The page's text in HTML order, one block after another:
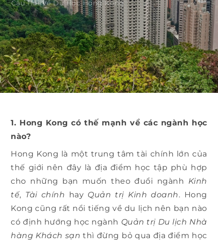
Câu Hỏi Về Du Học Hong Kong
1. Hong Kong có thế mạnh về các ngành học
nào?
Hong Kong là một trung tâm tài chính lớn của
thế giới nên đây là địa điểm học tập phù hợp
cho những bạn muốn theo đuổi ngành Kinh
tế, Tài chính hay Quản trị Kinh doanh. Hong
Kong cũng rất nổi tiếng về du lịch nên bạn nào
có định hướng học ngành Quản trị Du lịch Nhà
hàng Khách sạn thì đừng bỏ qua địa điểm học